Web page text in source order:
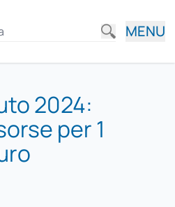
MENU
2024:
per 1